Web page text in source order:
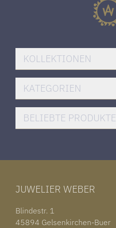
KOLLEKTIONEN
BREITLING SUPEROCEAN
ROLEX DATEJUST
HUBLOT BIG BANG
SANTOS DE CARTIER
IWC PORTUGIESER
KATEGORIEN
DAMENUHREN
HERRENUHREN
ARMSCHMUCK
OHRSCHMUCK
OUT OF COLLECTION
BELIEBTE PRODUKTE
TAG HEUER CARRERA
ROLEX SUBMARINER DATE
GARMIN VENU 3S
JUWELIER WEBER
Blindestr. 1
45894 Gelsenkirchen-Buer